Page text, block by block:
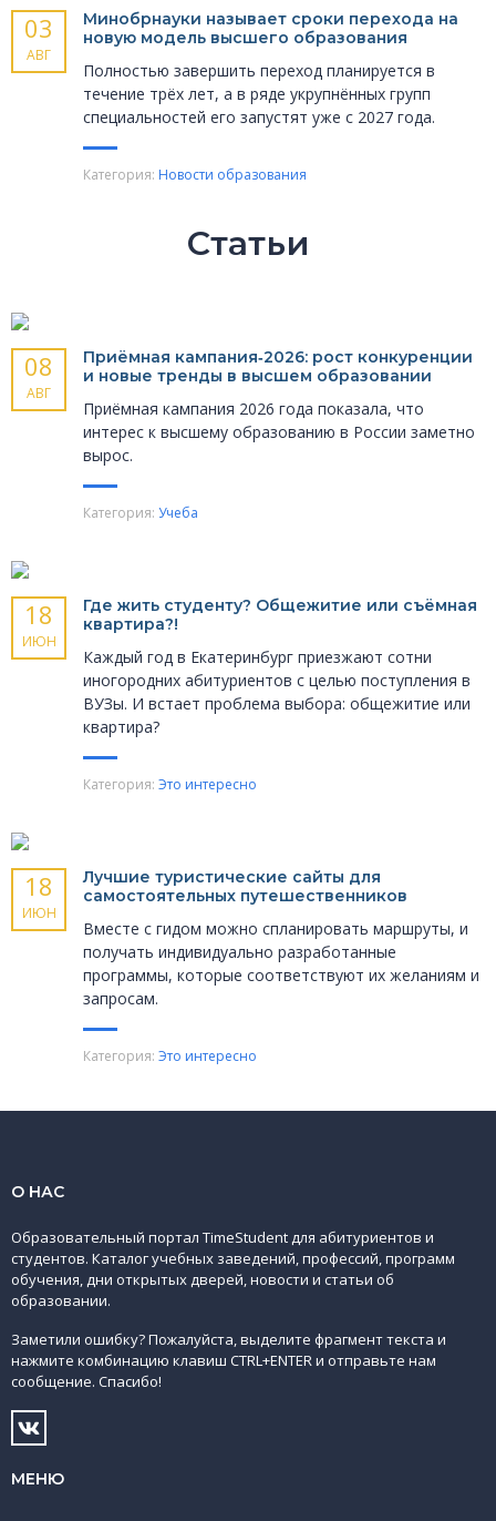
03
АВГ
Минобрнауки называет сроки перехода на
новую модель высшего образования
Полностью завершить переход планируется в
течение трёх лет, а в ряде укрупнённых групп
специальностей его запустят уже с 2027 года.
Категория: Новости образования
Статьи
08
АВГ
Приёмная кампания‑2026: рост конкуренции
и новые тренды в высшем образовании
Приёмная кампания 2026 года показала, что
интерес к высшему образованию в России заметно
вырос.
Категория: Учеба
18
ИЮН
Где жить студенту? Общежитие или съёмная
квартира?!
Каждый год в Екатеринбург приезжают сотни
иногородних абитуриентов с целью поступления в
ВУЗы. И встает проблема выбора: общежитие или
квартира?
Категория: Это интересно
18
ИЮН
Лучшие туристические сайты для
самостоятельных путешественников
Вместе с гидом можно спланировать маршруты, и
получать индивидуально разработанные
программы, которые соответствуют их желаниям и
запросам.
Категория: Это интересно
О НАС
Образовательный портал TimeStudent для абитуриентов и
студентов. Каталог учебных заведений, профессий, программ
обучения, дни открытых дверей, новости и статьи об
образовании.
Заметили ошибку? Пожалуйста, выделите фрагмент текста и
нажмите комбинацию клавиш CTRL+ENTER и отправьте нам
сообщение. Спасибо!
МЕНЮ